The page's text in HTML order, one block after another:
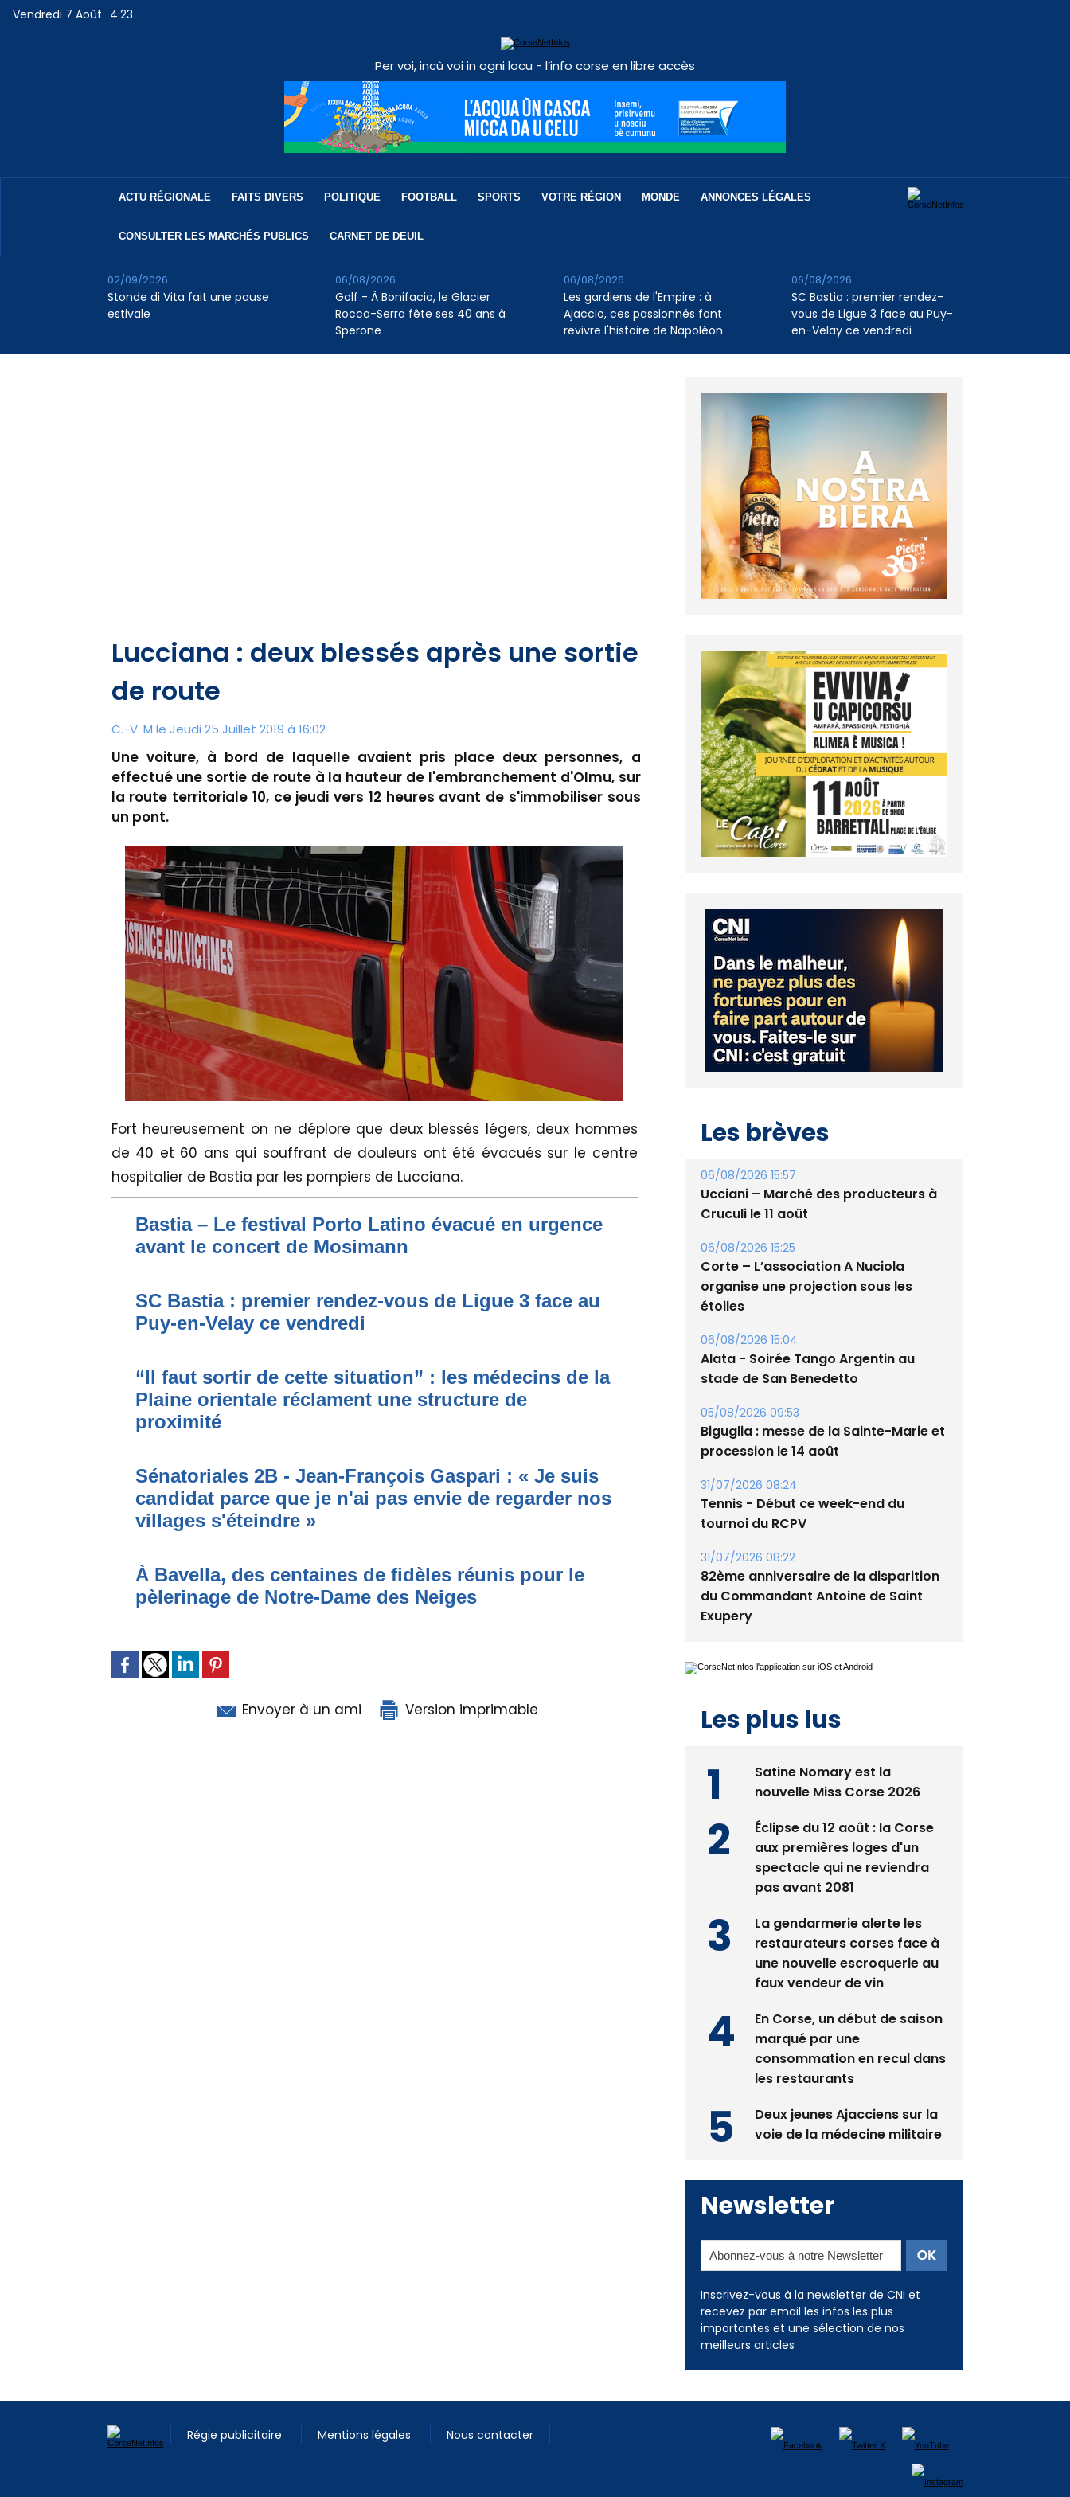
Vendredi 7 Août 4:23
Per voi, incù voi in ogni locu - l’info corse en libre accès
ACTU RÉGIONALE FAITS DIVERS POLITIQUE FOOTBALL SPORTS VOTRE RÉGION MONDE ANNONCES LÉGALES
CONSULTER LES MARCHÉS PUBLICS CARNET DE DEUIL
Stonde di Vita fait une pause
estivale
02/09/2026
Golf - À Bonifacio, le Glacier
Rocca-Serra fête ses 40 ans à
Sperone
06/08/2026
Les gardiens de l'Empire : à
Ajaccio, ces passionnés font
revivre l'histoire de Napoléon
06/08/2026
SC Bastia : premier rendez-
vous de Ligue 3 face au Puy-
en-Velay ce vendredi
06/08/2026
Lucciana : deux blessés après une sortie
de route
C.-V. M le Jeudi 25 Juillet 2019 à 16:02
Une voiture, à bord de laquelle avaient pris place deux personnes, a
effectué une sortie de route à la hauteur de l'embranchement d'Olmu, sur
la route territoriale 10, ce jeudi vers 12 heures avant de s'immobiliser sous
un pont.
Fort heureusement on ne déplore que deux blessés légers, deux hommes
de 40 et 60 ans qui souffrant de douleurs ont été évacués sur le centre
hospitalier de Bastia par les pompiers de Lucciana.
Bastia – Le festival Porto Latino évacué en urgence
avant le concert de Mosimann
SC Bastia : premier rendez-vous de Ligue 3 face au
Puy-en-Velay ce vendredi
“Il faut sortir de cette situation” : les médecins de la
Plaine orientale réclament une structure de
proximité
Sénatoriales 2B - Jean-François Gaspari : « Je suis
candidat parce que je n'ai pas envie de regarder nos
villages s'éteindre »
À Bavella, des centaines de fidèles réunis pour le
pèlerinage de Notre-Dame des Neiges
Envoyer à un ami Version imprimable
Les brèves
06/08/2026 15:57
Ucciani – Marché des producteurs à
Cruculi le 11 août
06/08/2026 15:25
Corte – L’association A Nuciola
organise une projection sous les
étoiles
06/08/2026 15:04
Alata - Soirée Tango Argentin au
stade de San Benedetto
05/08/2026 09:53
Biguglia : messe de la Sainte-Marie et
procession le 14 août
31/07/2026 08:24
Tennis - Début ce week-end du
tournoi du RCPV
31/07/2026 08:22
82ème anniversaire de la disparition
du Commandant Antoine de Saint
Exupery
Les plus lus
Satine Nomary est la
nouvelle Miss Corse 2026
Éclipse du 12 août : la Corse
aux premières loges d'un
spectacle qui ne reviendra
pas avant 2081
La gendarmerie alerte les
restaurateurs corses face à
une nouvelle escroquerie au
faux vendeur de vin
En Corse, un début de saison
marqué par une
consommation en recul dans
les restaurants
Deux jeunes Ajacciens sur la
voie de la médecine militaire
Newsletter
Inscrivez-vous à la newsletter de CNI et
recevez par email les infos les plus
importantes et une sélection de nos
meilleurs articles
Régie publicitaire Mentions légales Nous contacter